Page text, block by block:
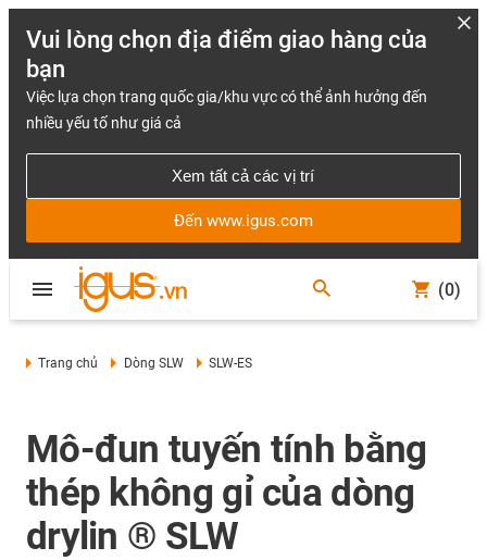
Vui lòng chọn địa điểm giao hàng của
bạn
Việc lựa chọn trang quốc gia/khu vực có thể ảnh hưởng đến
nhiều yếu tố như giá cả
Xem tất cả các vị trí
Đến www.igus.com
(0)
Trang chủ Dòng SLW SLW-ES
Mô-đun tuyến tính bằng
thép không gỉ của dòng
drylin ® SLW